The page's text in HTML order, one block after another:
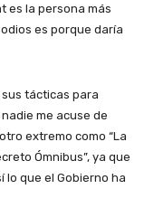
es la persona más
es porque daría
tácticas para
me acuse de
extremo como “La
Ómnibus”, ya que
lo que el Gobierno ha